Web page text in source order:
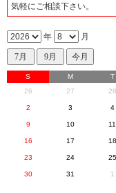
気軽にご相談下さい。
年 月
S M T
26
27 28
2 3 4
9 10 11
16 17 18
23 24 25
30 31 1